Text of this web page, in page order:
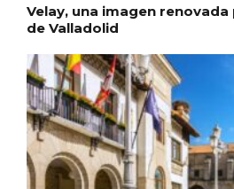
Velay, una imagen
de Valladolid